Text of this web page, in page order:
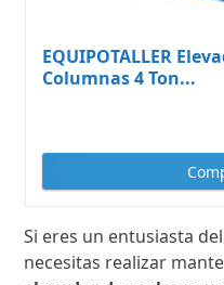
EQUIPOTALLER
Columnas 4 Ton...
Si eres un entusiasta
necesitas realizar